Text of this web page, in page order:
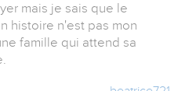
mais je sais que le
histoire n'est pas mon
famille qui attend sa